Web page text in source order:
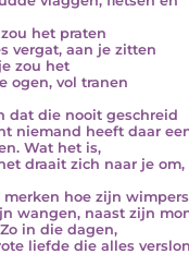
het praten
vergat, aan je zitten
zou het
ogen, vol tranen
dat die nooit geschreid
niemand heeft daar
Wat het is,
draait zich naar je om,
hoe zijn wimpers
wangen, naast zijn
in die dagen,
liefde die alles